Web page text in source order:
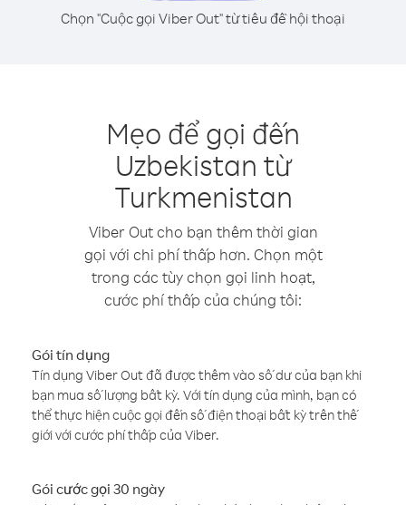
Chọn "Cuộc gọi Viber Out" từ tiêu đề hội thoại
Mẹo để gọi đến
Uzbekistan từ
Turkmenistan
Viber Out cho bạn thêm thời gian
gọi với chi phí thấp hơn. Chọn một
trong các tùy chọn gọi linh hoạt,
cước phí thấp của chúng tôi:
Gói tín dụng
Tín dụng Viber Out đã được thêm vào số dư của bạn khi
bạn mua số lượng bất kỳ. Với tín dụng của mình, bạn có
thể thực hiện cuộc gọi đến số điện thoại bất kỳ trên thế
giới với cước phí thấp của Viber.
Gói cước gọi 30 ngày